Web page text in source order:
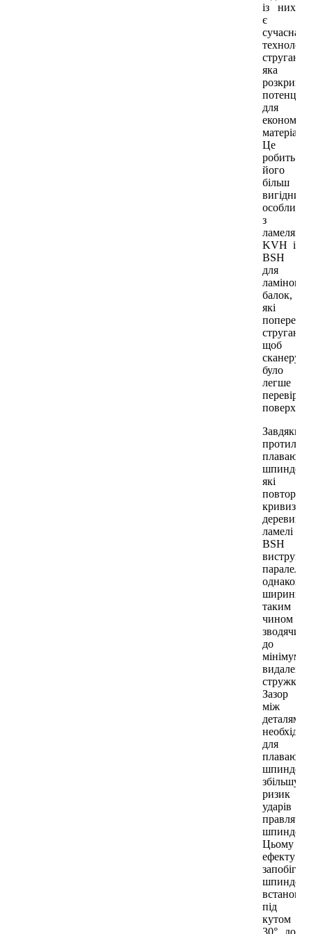
із них
є
сучасна
яка
розкриває
потенціал
для
економії
Це
робить
його
більш
вигідним,
особливо
з
ламелями
KVH і
BSH
для
балок,
які
щоб
сканеру
було
легше
Завдяки
які
кривизну
деревини,
ламелі
BSH
однакової
ширини,
таким
чином
зводячи
до
мінімуму
стружки.
Зазор
між
деталями,
для
збільшує
ризик
ударів
Цьому
ефекту
запобігає
під
кутом